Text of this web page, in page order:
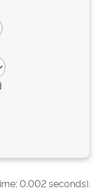
0.002 seconds).